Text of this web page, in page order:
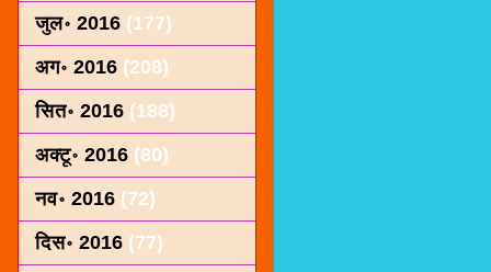
जुल॰ 2016 (177)
अग॰ 2016 (208)
सित॰ 2016 (188)
अक्टू॰ 2016 (80)
नव॰ 2016 (72)
दिस॰ 2016 (77)